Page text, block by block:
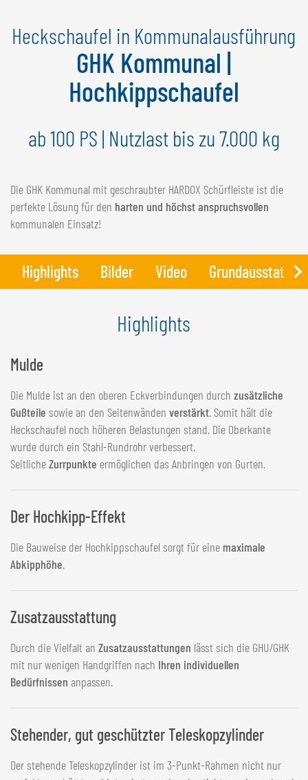
FRANÇAIS
DEUTSCH
Heckschaufel in Kommunalausführung
GHK Kommunal |
Hochkippschaufel
ab 100 PS | Nutzlast bis zu 7.000 kg
Die GHK Kommunal mit geschraubter HARDOX Schürfleiste ist die
perfekte Lösung für den harten und höchst anspruchsvollen
kommunalen Einsatz!
Highlights Bilder Video
Highlights
Mulde
Die Mulde ist an den oberen Eckverbindungen durch zusätzliche
Gußteile sowie an den Seitenwänden verstärkt. Somit hält die
Heckschaufel noch höheren Belastungen stand. Die Oberkante
wurde durch ein Stahl-Rundrohr verbessert.
SeitlicheZurrpunkte ermöglichen das Anbringen von Gurten.
Der Hochkipp-Effekt
Die Bauweise der Hochkippschaufel sorgt für eine maximale
Abkipphöhe.
Zusatzausstattung
Durch die Vielfalt an Zusatzausstattungen lässt sich die GHU/GHK
mit nur wenigen Handgriffen nach Ihren individuellen
Bedürfnissen anpassen.
Stehender, gut geschützter Teleskopzylinder
Der stehende Teleskopzylinder ist im 3-Punkt-Rahmen nicht nur